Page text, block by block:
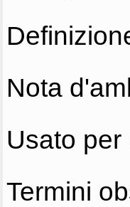
Nota
Usato per
Termini